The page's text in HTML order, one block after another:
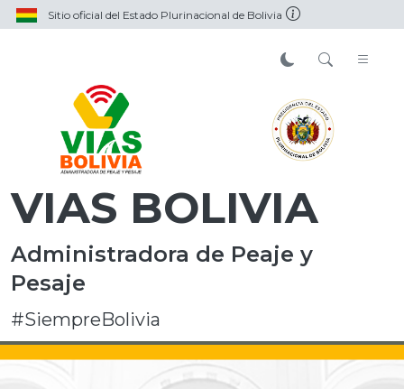
Sitio oficial del Estado Plurinacional de Bolivia
VIAS BOLIVIA
Administradora de Peaje y
Pesaje
#SiempreBolivia